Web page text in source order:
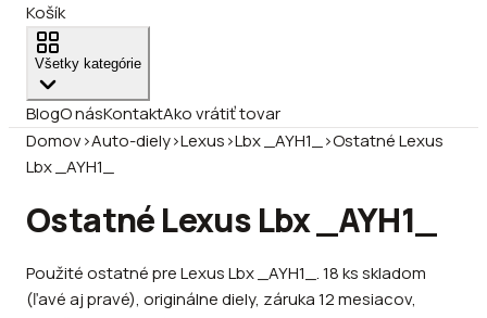
Košík
Všetky kategórie
BlogO násKontaktAko vrátiť tovar
Domov›Auto-diely›Lexus›Lbx _AYH1_ ›Ostatné Lexus
Lbx _AYH1_
Ostatné Lexus Lbx _AYH1_
Použité ostatné pre Lexus Lbx _AYH1_. 18 ks skladom
(ľavé aj pravé), originálne diely, záruka 12 mesiacov,